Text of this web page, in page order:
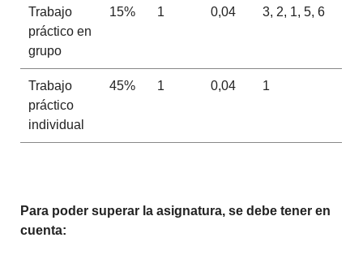
Trabajo
práctico en
grupo
15% 1 0,04 3, 2, 1, 5, 6
Trabajo
práctico
individual
45% 1 0,04 1
Para poder superar la asignatura, se debe tener en
cuenta: